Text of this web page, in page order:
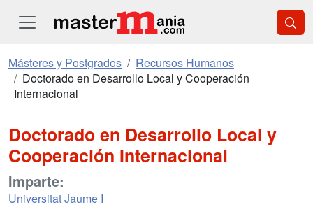
Másteres y Postgrados
Recursos Humanos
Doctorado en Desarrollo Local y Cooperación
Internacional
Doctorado en Desarrollo Local y
Cooperación Internacional
Imparte:
Universitat Jaume I